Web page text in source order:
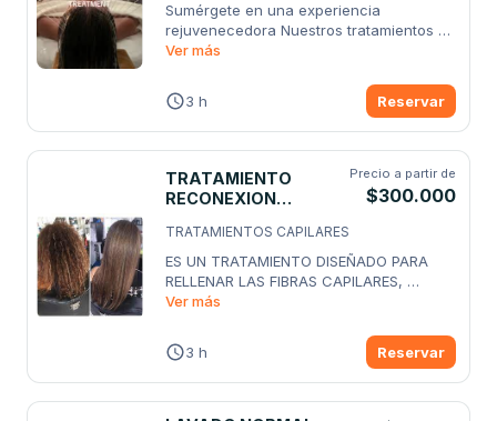
Sumérgete en una experiencia
rejuvenecedora Nuestros tratamientos
exclusivos
Ver más
3 h Reservar
TRATAMIENTO
RECONEXION
Precio a partir de
$300.000
TRATAMIENTOS CAPILARES
ES UN TRATAMIENTO DISEÑADO PARA
RELLENAR LAS FIBRAS CAPILARES,
FORTALECE,
Ver más
3 h Reservar